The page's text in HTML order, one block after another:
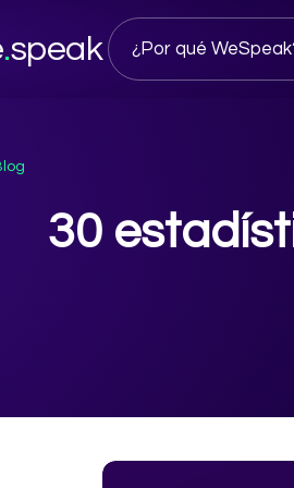
.speak ¿Por qué
30